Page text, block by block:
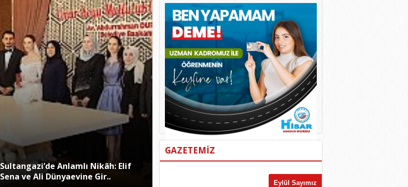
Sultangazi’de Anlamlı Nikâh: Elif
Sena ve Ali Dünyaevine Gir..
GAZETEMİZ